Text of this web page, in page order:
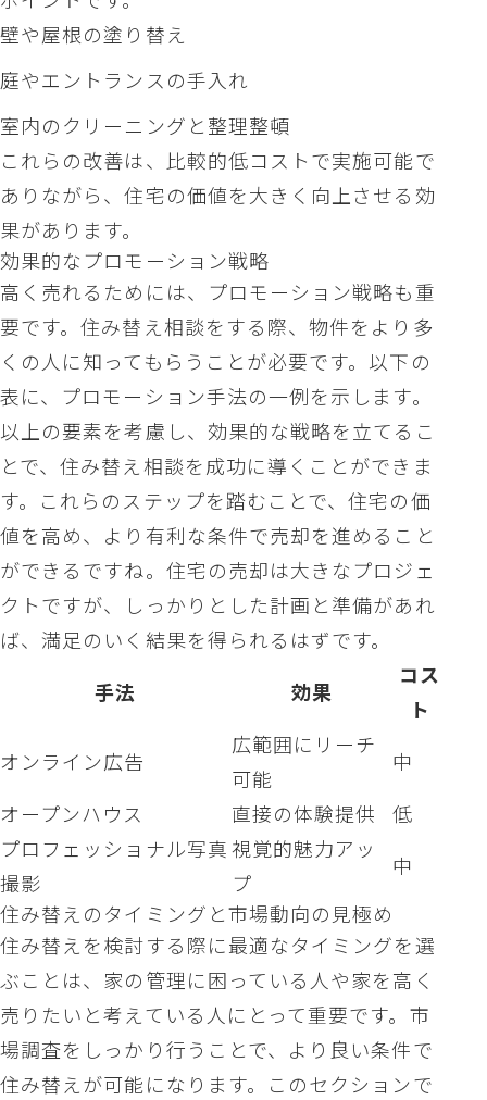
壁や屋根の塗り替え
庭やエントランスの手入れ
室内のクリーニングと整理整頓
これらの改善は、比較的低コストで実施可能で
ありながら、住宅の価値を大きく向上させる効
果があります。
効果的なプロモーション戦略
高く売れるためには、プロモーション戦略も重
要です。住み替え相談をする際、物件をより多
くの人に知ってもらうことが必要です。以下の
表に、プロモーション手法の一例を示します。
以上の要素を考慮し、効果的な戦略を立てるこ
とで、住み替え相談を成功に導くことができま
す。これらのステップを踏むことで、住宅の価
値を高め、より有利な条件で売却を進めること
ができるですね。住宅の売却は大きなプロジェ
クトですが、しっかりとした計画と準備があれ
ば、満足のいく結果を得られるはずです。
手法
効果
コス
ト
オンライン広告
広範囲にリーチ
可能
中
オープンハウス
直接の体験提供
低
プロフェッショナル写真
撮影
視覚的魅力アッ
プ
中
住み替えのタイミングと市場動向の見極め
住み替えを検討する際に最適なタイミングを選
ぶことは、家の管理に困っている人や家を高く
売りたいと考えている人にとって重要です。市
場調査をしっかり行うことで、より良い条件で
住み替えが可能になります。このセクションで